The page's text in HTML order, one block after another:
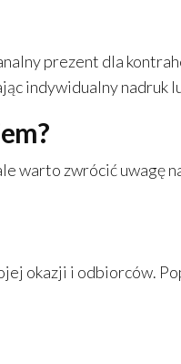
prezent dla
indywidualny nadruk
warto zwrócić uwagę
okazji i odbiorców.